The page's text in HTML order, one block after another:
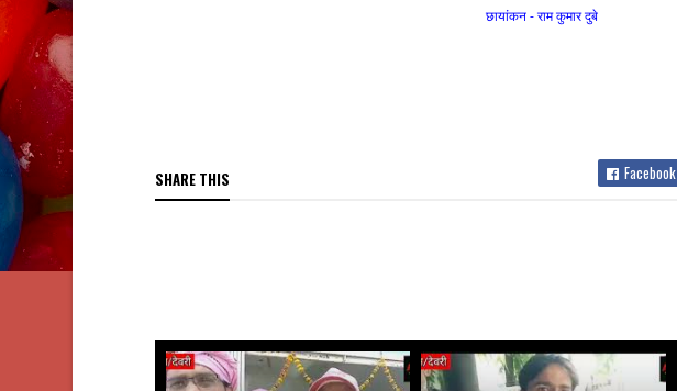
छायांकन - राम कुमार दुबे
SHARE THIS Facebook